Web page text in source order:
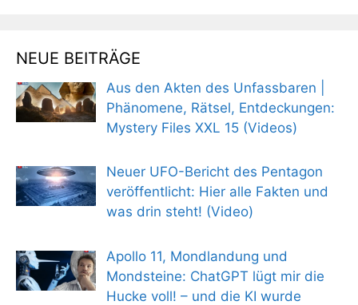
NEUE BEITRÄGE
Aus den Akten des Unfassbaren |
Phänomene, Rätsel, Entdeckungen:
Mystery Files XXL 15 (Videos)
Neuer UFO-Bericht des Pentagon
veröffentlicht: Hier alle Fakten und
was drin steht! (Video)
Apollo 11, Mondlandung und
Mondsteine: ChatGPT lügt mir die
Hucke voll! – und die KI wurde